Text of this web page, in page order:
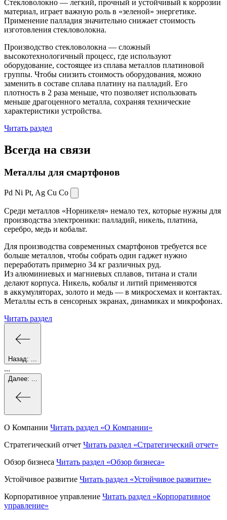
Стекловолокно — легкий, прочный и устойчивый к коррозии
материал, играет важную роль в «зеленой» энергетике.
Применение палладия значительно снижает стоимость
изготовления стекловолокна.
Производство стекловолокна — сложный
высокотехнологичный процесс, где используют
оборудование, состоящее из сплава металлов платиновой
группы. Чтобы снизить стоимость оборудования, можно
заменить в составе сплава платину на палладий. Его
плотность в 2 раза меньше, что позволяет использовать
меньше драгоценного металла, сохраняя технические
характеристики устройства.
Читать раздел
Всегда на связи
Металлы для смартфонов
Pd Ni Pt, Ag Cu Co
Среди металлов «Норникеля» немало тех, которые нужны для
производства электроники: палладий, никель, платина,
серебро, медь и кобальт.
Для производства современных смартфонов требуется все
больше металлов, чтобы собрать один гаджет нужно
переработать примерно 34 кг различных руд.
Из алюминиевых и магниевых сплавов, титана и стали
делают корпуса. Никель, кобальт и литий применяются
в аккумуляторах, золото и медь — в микросхемах и контактах.
Металлы есть в сенсорных экранах, динамиках и микрофонах.
Читать раздел
Назад:
...
Далее:
О Компании Читать раздел «О Компании»
Стратегический отчет Читать раздел «Стратегический отчет»
Обзор бизнеса Читать раздел «Обзор бизнеса»
Устойчивое развитие Читать раздел «Устойчивое развитие»
Корпоративное управление Читать раздел «Корпоративное
управление»